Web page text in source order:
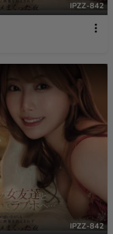
IPZZ-842
IPZZ-842